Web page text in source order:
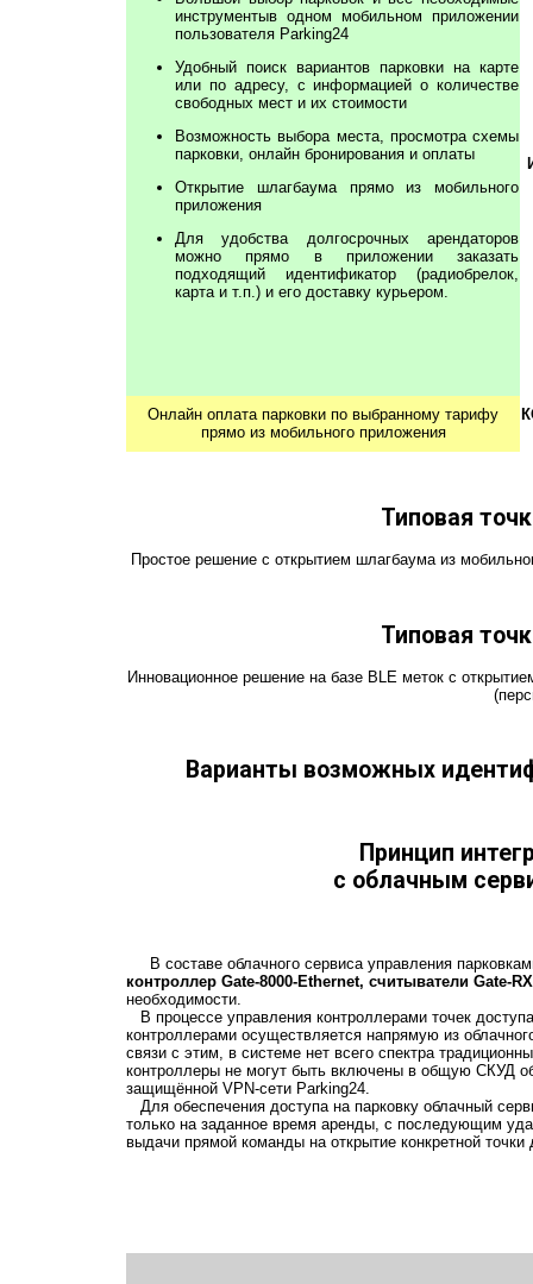
инструментыв одном мобильном приложении
пользователя Parking24
Удобный поиск вариантов парковки на карте
или по адресу, с информацией о количестве
свободных мест и их стоимости
Возможность выбора места, просмотра схемы
парковки, онлайн бронирования и оплаты
Открытие шлагбаума прямо из мобильного
приложения
Для удобства долгосрочных арендаторов
можно прямо в приложении заказать
подходящий идентификатор (радиобрелок,
карта и т.п.) и его доставку курьером.
Онлайн оплата парковки по выбранному тарифу
прямо из мобильного приложения
Типовая
Простое решение с открытием шлагбаума из
Типовая
Инновационное решение на базе BLE меток с
Варианты возможных
Принцип
с облачным
В составе облачного сервиса управления
контроллер Gate-8000-Ethernet, считыватели Gate-
необходимости.
В процессе управления контроллерами точек
контроллерами осуществляется напрямую из
связи с этим, в системе нет всего спектра
контроллеры не могут быть включены в общую СКУД
защищённой VPN-сети Parking24.
Для обеспечения доступа на парковку облачный
только на заданное время аренды, с последующим
выдачи прямой команды на открытие конкретной точки